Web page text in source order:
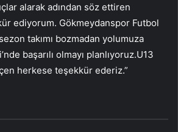
alarak adından söz ettiren
ediyorum. Gökmeydanspor Futbol
takımı bozmadan yolumuza
başarılı olmayı planlıyoruz.U13
herkese teşekkür ederiz.”